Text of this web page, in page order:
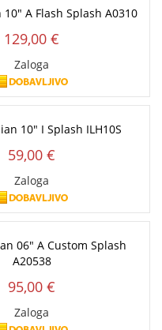
A Flash Splash A0310
129,00 €
Zaloga
10" I Splash ILH10S
59,00 €
Zaloga
06" A Custom Splash
A20538
95,00 €
Zaloga